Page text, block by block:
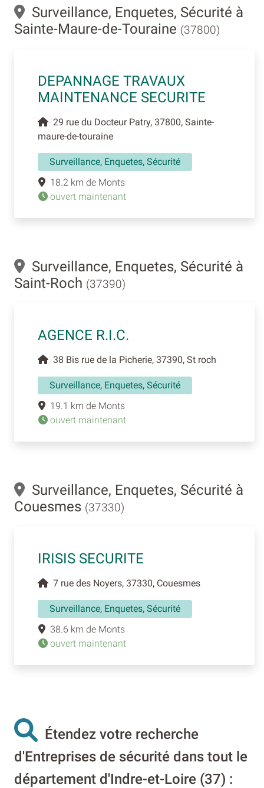
Surveillance, Enquetes, Sécurité à
Sainte-Maure-de-Touraine (37800)
DEPANNAGE TRAVAUX
MAINTENANCE SECURITE
29 rue du Docteur Patry, 37800, Sainte-
maure-de-touraine
Surveillance, Enquetes, Sécurité
18.2 km de Monts
ouvert maintenant
Surveillance, Enquetes, Sécurité à
Saint-Roch (37390)
AGENCE R.I.C.
38 Bis rue de la Picherie, 37390, St roch
Surveillance, Enquetes, Sécurité
19.1 km de Monts
ouvert maintenant
Surveillance, Enquetes, Sécurité à
Couesmes (37330)
IRISIS SECURITE
7 rue des Noyers, 37330, Couesmes
Surveillance, Enquetes, Sécurité
38.6 km de Monts
ouvert maintenant
Étendez votre recherche
d'Entreprises de sécurité dans tout le
département d'Indre-et-Loire (37) :